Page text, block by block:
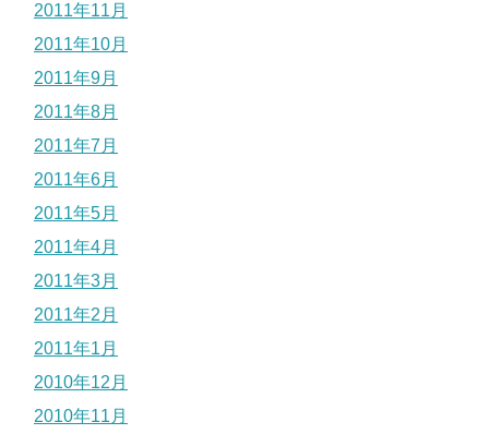
2011年11月
2011年10月
2011年9月
2011年8月
2011年7月
2011年6月
2011年5月
2011年4月
2011年3月
2011年2月
2011年1月
2010年12月
2010年11月